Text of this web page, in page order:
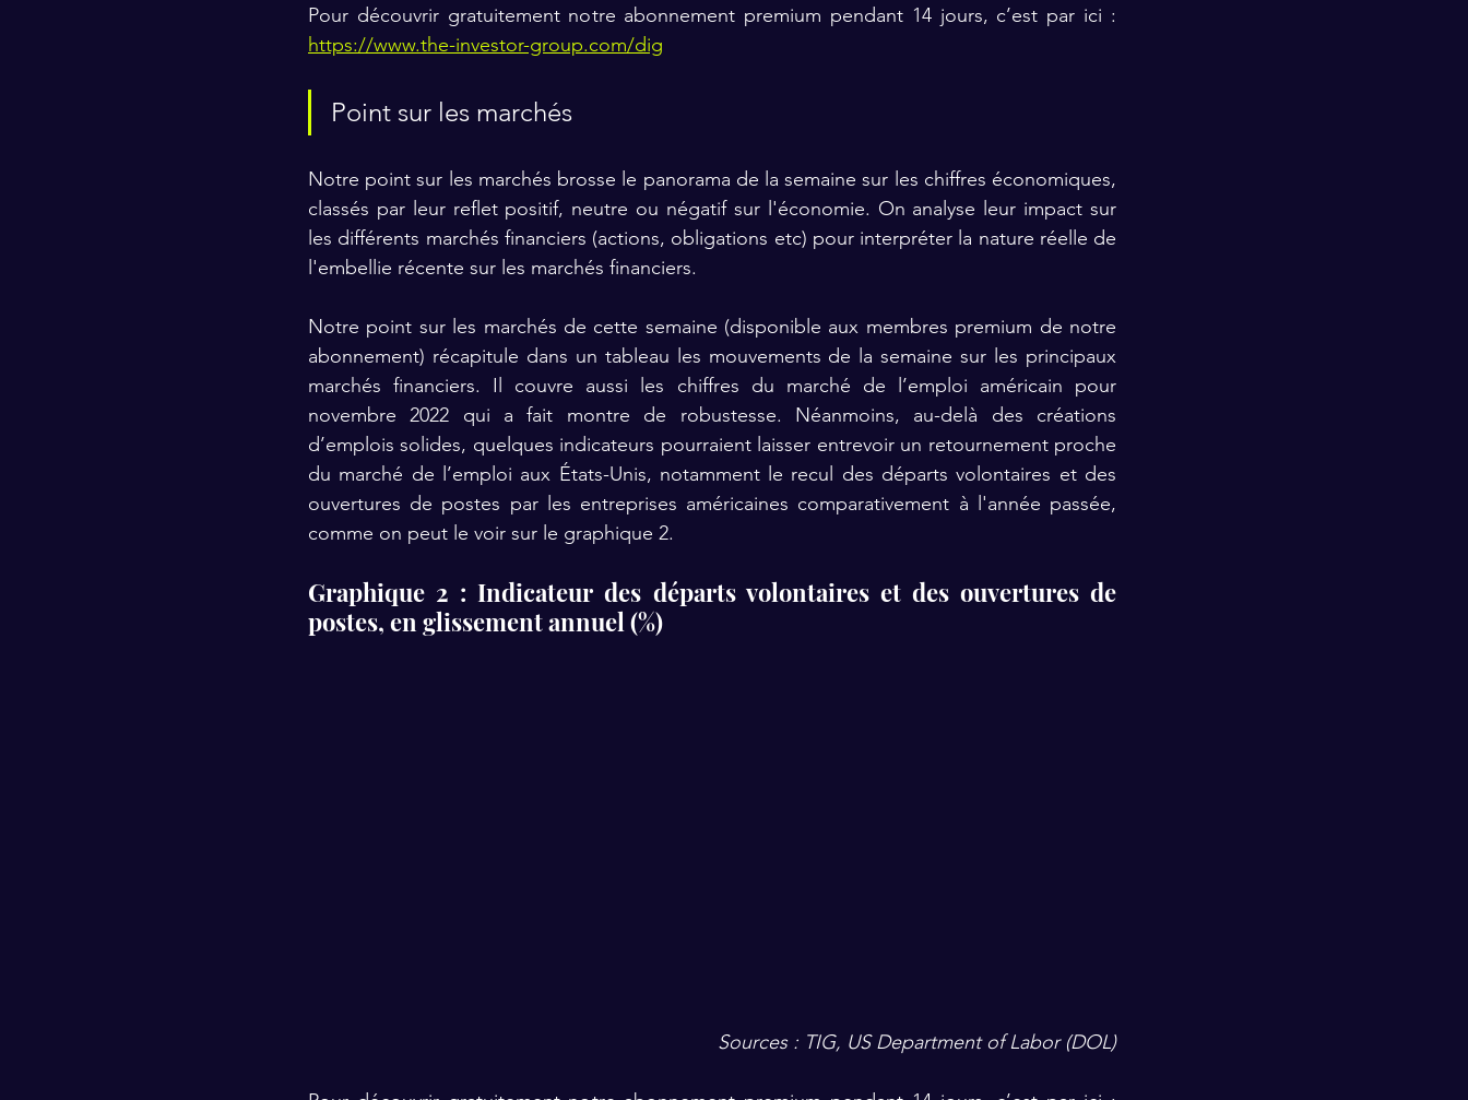
Pour découvrir gratuitement notre abonnement premium pendant 14 jours, c’est par ici :
https://www.the-investor-group.com/dig
Point sur les marchés
Notre point sur les marchés brosse le panorama de la semaine sur les chiffres économiques,
classés par leur reflet positif, neutre ou négatif sur l'économie. On analyse leur impact sur
les différents marchés financiers (actions, obligations etc) pour interpréter la nature réelle de
l'embellie récente sur les marchés financiers.
Notre point sur les marchés de cette semaine (disponible aux membres premium de notre
abonnement) récapitule dans un tableau les mouvements de la semaine sur les principaux
marchés financiers. Il couvre aussi les chiffres du marché de l’emploi américain pour
novembre 2022 qui a fait montre de robustesse. Néanmoins, au-delà des créations
d’emplois solides, quelques indicateurs pourraient laisser entrevoir un retournement proche
du marché de l’emploi aux États-Unis, notamment le recul des départs volontaires et des
ouvertures de postes par les entreprises américaines comparativement à l'année passée,
comme on peut le voir sur le graphique 2.
Graphique 2 : Indicateur des départs volontaires et des ouvertures de
postes, en glissement annuel (%)
Sources : TIG, US Department of Labor (DOL)